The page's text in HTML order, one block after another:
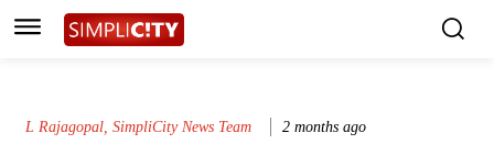
L Rajagopal, SimpliCity News Team 2 months ago